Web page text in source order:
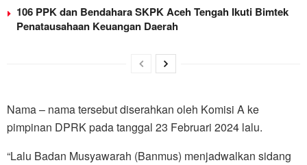
106 PPK dan Bendahara SKPK Aceh Tengah Ikuti Bimtek
Penatausahaan Keuangan Daerah
Nama – nama tersebut diserahkan oleh Komisi A ke
pimpinan DPRK pada tanggal 23 Februari 2024 lalu.
“Lalu Badan Musyawarah (Banmus) menjadwalkan sidang